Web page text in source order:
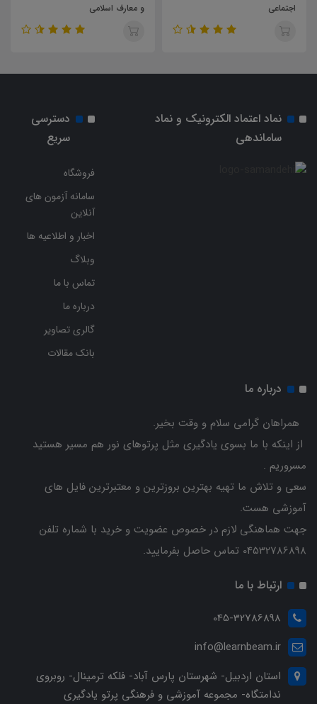
اجتماعی
و معارف اسلامی
نماد اعتماد الکترونیک و نماد
ساماندهی
دسترسی
سریع
فروشگاه
سامانه آزمون های
آنلاین
اخبار و اطلاعیه ها
وبلاگ
تماس با ما
درباره ما
گالری تصاویر
بانک مقالات
درباره ما
همراهان گرامی سلام و وقت بخیر.
از اینکه با ما بسوی یادگیری مثل پرتوهای نور هم مسیر هستید
مسروریم .
سعی و تلاش ما تهیه بهترین بروزترین و معتبرترین فایل های
آموزشی هست.
جهت هماهنگی لازم در خصوص عضویت و خرید با شماره تلفن
04532786898 تماس حاصل بفرمایید.
ارتباط با ما
045-32786898
info@learnbeam.ir
استان اردبیل- شهرستان پارس آباد- فلکه ترمینال- روبروی
ندامتگاه- مجموعه آموزشی و فرهنگی پرتو یادگیری